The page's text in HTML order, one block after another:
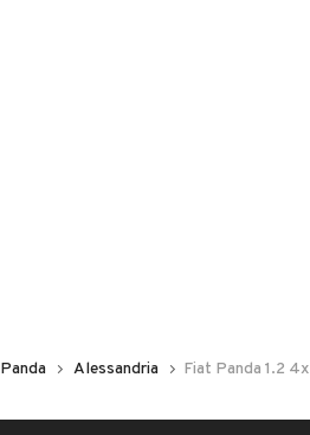
Panda Alessandria Fiat Panda 1.2